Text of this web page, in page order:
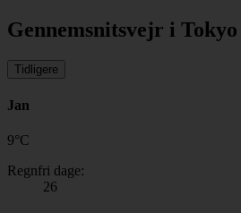
Gennemsnitsvejr i Tokyo
Tidligere
Jan
9°C
Regnfri dage:
26